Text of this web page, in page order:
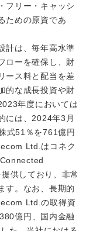
フリー・キャッシ
ための原資であ
計は、毎年高水準
ローを確保し、財
ース料と配当を差
的な成長投資や財
年度においては
には、2024年3月
式51％を761億円
Ltd.はコネク
供しており、非常
す。なお、長期的
Ltd.の取得資
億円、国内金融